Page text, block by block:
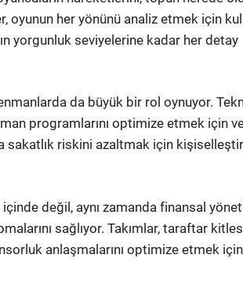
oyunun her yönünü analiz etmek için
yorgunluk seviyelerine kadar her detay
da büyük bir rol oynuyor.
programlarını optimize etmek için
sakatlık riskini azaltmak için
değil, aynı zamanda finansal
sağlıyor. Takımlar, taraftar
anlaşmalarını optimize etmek